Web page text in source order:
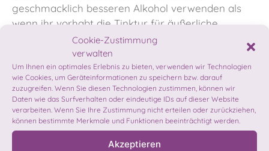
Cookie-Zustimmung
verwalten
Um Ihnen ein optimales Erlebnis zu bieten, verwenden wir Technologien
wie Cookies, um Geräteinformationen zu speichern bzw. darauf
zuzugreifen. Wenn Sie diesen Technologien zustimmen, können wir
Daten wie das Surfverhalten oder eindeutige IDs auf dieser Website
verarbeiten. Wenn Sie Ihre Zustimmung nicht erteilen oder zurückziehen,
können bestimmte Merkmale und Funktionen beeinträchtigt werden.
Akzeptieren
geschmacklich besseren Alkohol verwenden als
wenn ihr vorhabt die Tinktur für äußerliche
Zwecke weiterzuverarbeiten.
Und so geht’s:
An einem sonnigen, trockenen Tag eine
Hand voll Rotkleeblüten sammeln und etwa
1 Stunde auf einem Tuch im Schatten
ausbreiten, damit alle Insekten, die sich